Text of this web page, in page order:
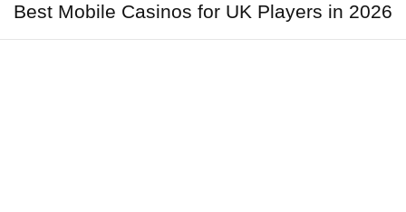
Best Mobile Casinos for UK Players in 2026